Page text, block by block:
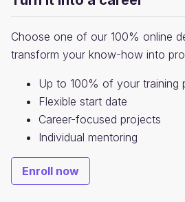
Choose one of our 100% online
transform your know-how into
Up to 100% of your training
Flexible start date
Career-focused projects
Individual mentoring
Enroll now